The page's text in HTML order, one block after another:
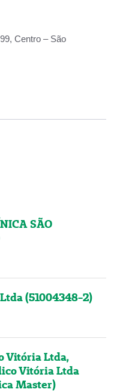
Centro – São
SÃO
(51004348-2)
Vitória Ltda,
Vitória Ltda
Master)